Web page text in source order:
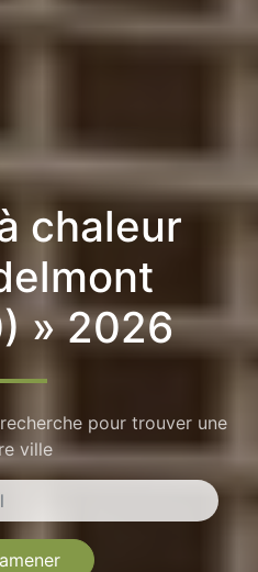
chaleur
» 2026
pour trouver une
ville